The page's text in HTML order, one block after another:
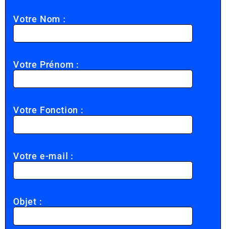
Votre Nom :
Votre Prénom :
Votre Fonction :
Votre e-mail :
Objet :